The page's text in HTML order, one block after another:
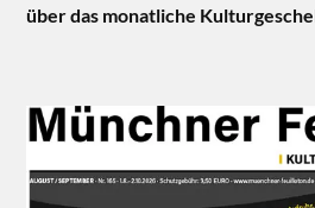
über das monatliche